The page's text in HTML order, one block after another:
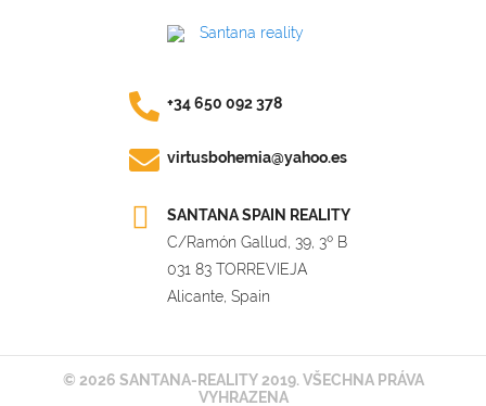
+34 650 092 378
virtusbohemia@yahoo.es
SANTANA SPAIN REALITY
C/Ramón Gallud, 39, 3º B
031 83 TORREVIEJA
Alicante, Spain
© 2026 SANTANA-REALITY 2019. VŠECHNA PRÁVA
VYHRAZENA